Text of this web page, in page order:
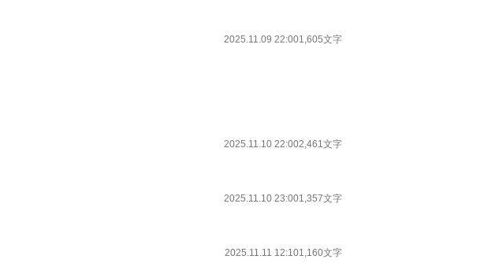
2025.11.09 22:001,605文字
2025.11.10 22:002,461文字
2025.11.10 23:001,357文字
2025.11.11 12:101,160文字